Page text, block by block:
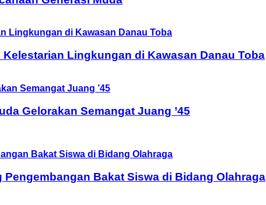
Lingkungan di Kawasan Danau Toba
Gelorakan Semangat Juang ’45
Bakat Siswa di Bidang Olahraga